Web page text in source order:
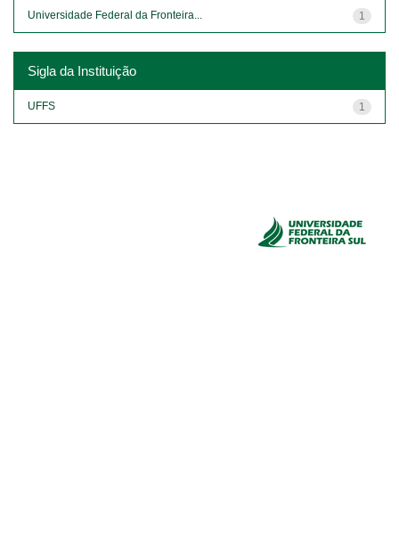
1
Universidade Federal da Fronteira...
Sigla da Instituição
1
UFFS